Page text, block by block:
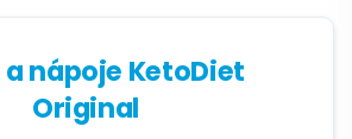
nápoje KetoDiet
Original